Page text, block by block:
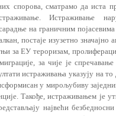
спорова, сматрамо да иста
Истраживање
на граничним
постаје изузетно значајно
за ЕУ тероризам,
за чије је
истраживања указују на то
у мирољубиву
Такође, истраживањем је
највећи безбедносни